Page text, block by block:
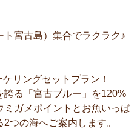
宮古島）集合でラクラク♪
リングセットプラン！
る「宮古ブルー」を120%
ガメポイントとお魚いっぱ
つの海へご案内します。